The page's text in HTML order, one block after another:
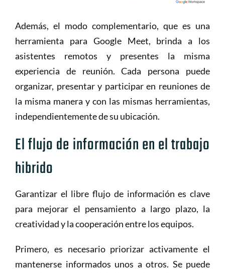
Además, el modo complementario, que es una
herramienta para Google Meet, brinda a los
asistentes remotos y presentes la misma
experiencia de reunión. Cada persona puede
organizar, presentar y participar en reuniones de
la misma manera y con las mismas herramientas,
independientemente de su ubicación.
El flujo de información en el trabajo
hibrido
Garantizar el libre flujo de información es clave
para mejorar el pensamiento a largo plazo, la
creatividad y la cooperación entre los equipos.
Primero, es necesario priorizar activamente el
mantenerse informados unos a otros. Se puede